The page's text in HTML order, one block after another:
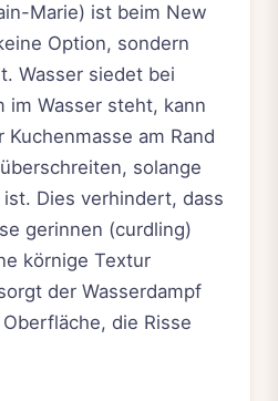
Marie) ist beim New
Option, sondern
Wasser siedet bei
im Wasser steht, kann
am Rand
solange
Dies verhindert, dass
gerinnen (curdling)
körnige Textur
der Wasserdampf
die Risse